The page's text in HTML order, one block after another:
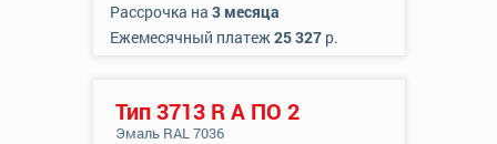
Рассрочка на 3 месяца
Ежемесячный платеж25 327р.
Тип 3713 R А ПО 2
Эмаль RAL 7036